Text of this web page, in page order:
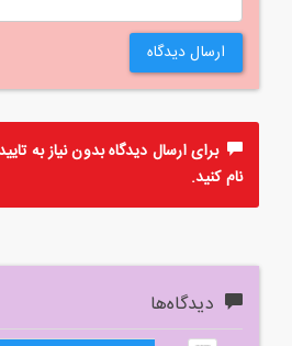
ارسال دیدگاه
برای ارسال دیدگاه بدون نیاز به تایید،
نامکنید.
دیدگاه‌ها